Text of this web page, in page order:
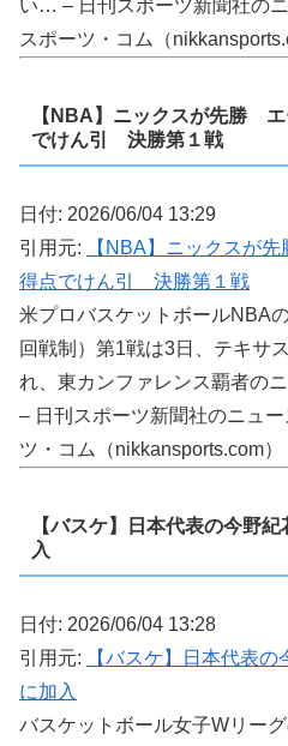
い… – 日刊スポーツ新聞社の
スポーツ・コム（
【NBA】ニックスが先勝
でけん引 決勝第１戦
日付: 2026/06/04 13:29
引用元:
【NBA】ニックスが
得点でけん引 決勝第１戦
米プロバスケットボールNBA
回戦制）第1戦は3日、テキサ
れ、東カンファレンス覇者の
– 日刊スポーツ新聞社のニュ
ツ・コム（nikkansports.com）
【バスケ】日本代表の今野
入
日付: 2026/06/04 13:28
引用元:
【バスケ】日本代表
に加入
バスケットボール女子Wリー